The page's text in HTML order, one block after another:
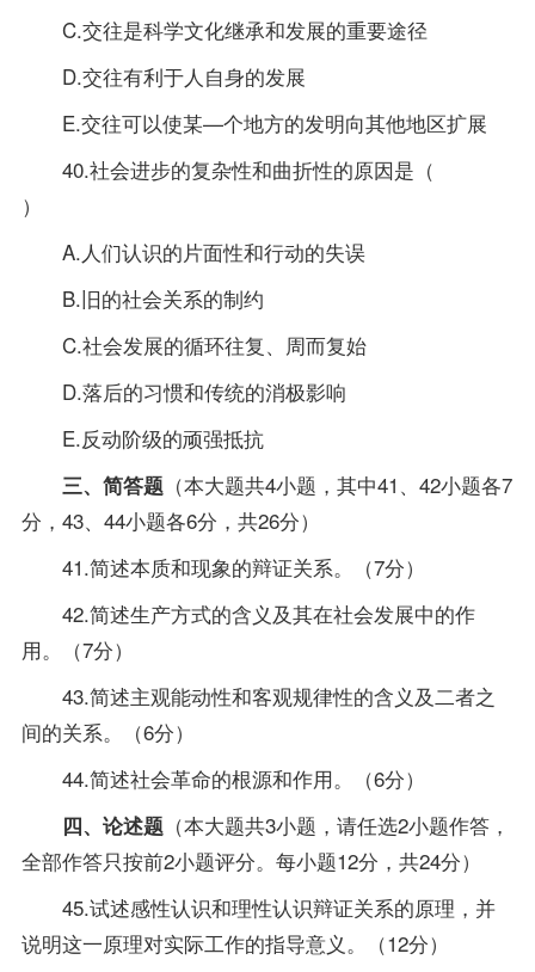
C.交往是科学文化继承和发展的重要途径
D.交往有利于人自身的发展
E.交往可以使某—个地方的发明向其他地区扩展
40.社会进步的复杂性和曲折性的原因是（
）
A.人们认识的片面性和行动的失误
B.旧的社会关系的制约
C.社会发展的循环往复、周而复始
D.落后的习惯和传统的消极影响
E.反动阶级的顽强抵抗
三、简答题（本大题共4小题，其中41、42小题各7
分，43、44小题各6分，共26分）
41.简述本质和现象的辩证关系。（7分）
42.简述生产方式的含义及其在社会发展中的作
用。（7分）
43.简述主观能动性和客观规律性的含义及二者之
间的关系。（6分）
44.简述社会革命的根源和作用。（6分）
四、论述题（本大题共3小题，请任选2小题作答，
全部作答只按前2小题评分。每小题12分，共24分）
45.试述感性认识和理性认识辩证关系的原理，并
说明这一原理对实际工作的指导意义。（12分）